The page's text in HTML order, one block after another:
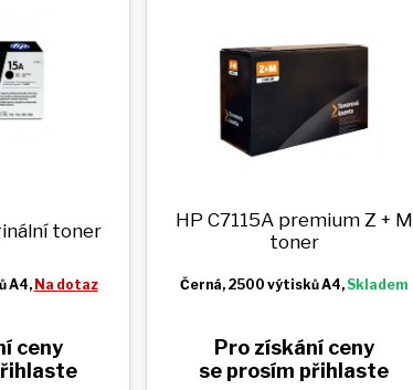
toner
A4, Na dotaz
ceny
HP C7115A premium Z + M
toner
Černá, 2500 výtisků A4,Skladem
Pro získání ceny
se prosím přihlaste